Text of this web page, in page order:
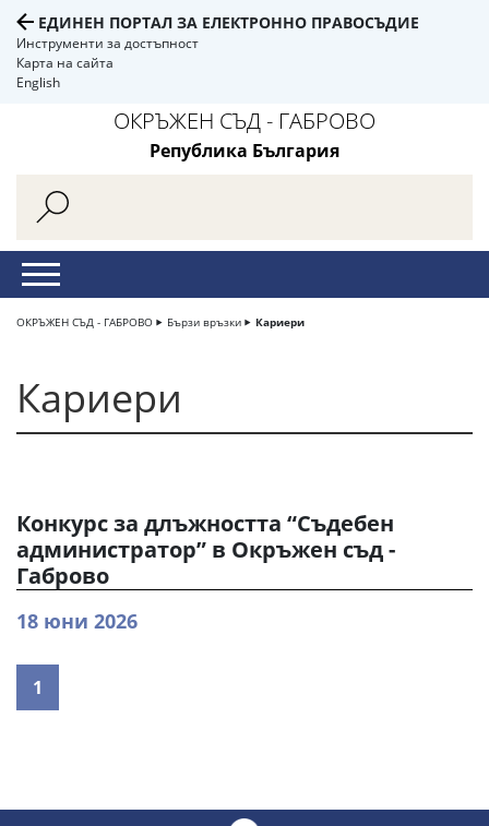
ЕДИНЕН ПОРТАЛ ЗА ЕЛЕКТРОННО ПРАВОСЪДИЕ
Инструменти за достъпност
Карта на сайта
English
ОКРЪЖЕН СЪД - ГАБРОВО
Република България
ОКРЪЖЕН СЪД - ГАБРОВО Бързи връзки Кариери
Кариери
Конкурс за длъжността “Съдебен
администратор” в Окръжен съд -
Габрово
18 юни 2026
1